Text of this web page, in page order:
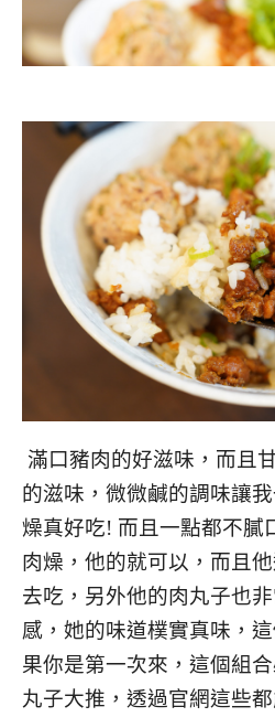
滿口豬肉的好滋味，而且
的滋味，微微鹹的調味讓
燥真好吃! 而且一點都不膩
肉燥，他的就可以，而且
去吃，另外他的肉丸子也
感，她的味道樸實真味，
果你是第一次來，這個組
丸子大推，透過官網這些